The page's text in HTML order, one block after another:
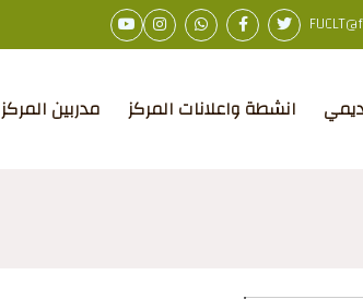
انشطة واعلانات المركز مدربين المركز